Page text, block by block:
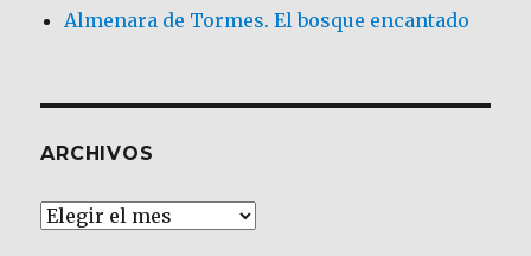
Almenara de Tormes. El bosque encantado
ARCHIVOS
Archivos